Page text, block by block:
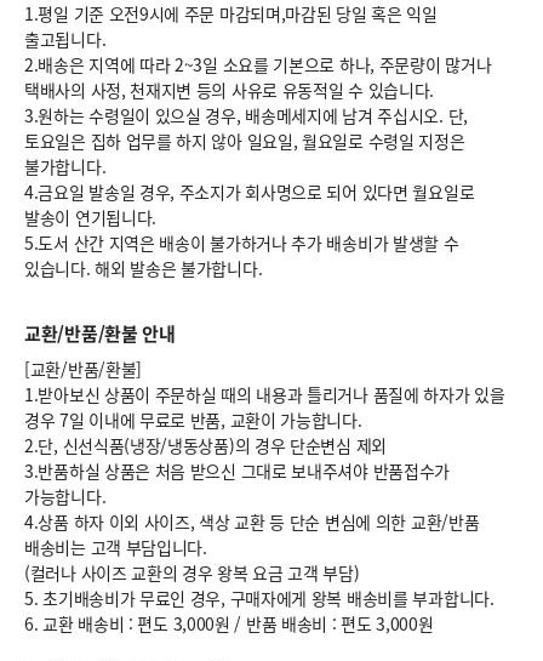
1.평일 기준 오전9시에 주문 마감되며,마감된 당일 혹은 익일
출고됩니다.
2.배송은 지역에 따라 2~3일 소요를 기본으로 하나, 주문량이 많거나
택배사의 사정, 천재지변 등의 사유로 유동적일 수 있습니다.
3.원하는 수령일이 있으실 경우, 배송메세지에 남겨 주십시오. 단,
토요일은 집하 업무를 하지 않아 일요일, 월요일로 수령일 지정은
불가합니다.
4.금요일 발송일 경우, 주소지가 회사명으로 되어 있다면 월요일로
발송이 연기됩니다.
5.도서 산간 지역은 배송이 불가하거나 추가 배송비가 발생할 수
있습니다. 해외 발송은 불가합니다.
교환/반품/환불 안내
[교환/반품/환불]
1.받아보신 상품이 주문하실 때의 내용과 틀리거나 품질에 하자가 있을
경우 7일 이내에 무료로 반품, 교환이 가능합니다.
2.단, 신선식품(냉장/냉동상품)의 경우 단순변심 제외
3.반품하실 상품은 처음 받으신 그대로 보내주셔야 반품접수가
가능합니다.
4.상품 하자 이외 사이즈, 색상 교환 등 단순 변심에 의한 교환/반품
배송비는 고객 부담입니다.
(컬러나 사이즈 교환의 경우 왕복 요금 고객 부담)
5. 초기배송비가 무료인 경우, 구매자에게 왕복 배송비를 부과합니다.
6.교환 배송비 : 편도 3,000원 / 반품 배송비 : 편도 3,000원